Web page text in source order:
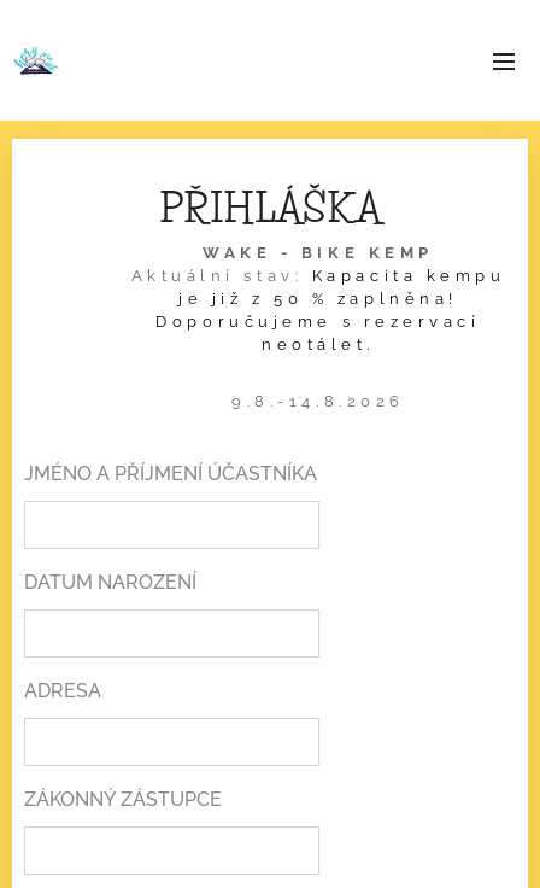
PŘIHLÁŠKA
WAKE - BIKE KEMP
Aktuální stav: Kapacita kempu
je již z 50 % zaplněna!
Doporučujeme s rezervací
neotálet.
9.8.-14.8.2026
JMÉNO A PŘÍJMENÍ ÚČASTNÍKA
DATUM NAROZENÍ
ADRESA
ZÁKONNÝ ZÁSTUPCE